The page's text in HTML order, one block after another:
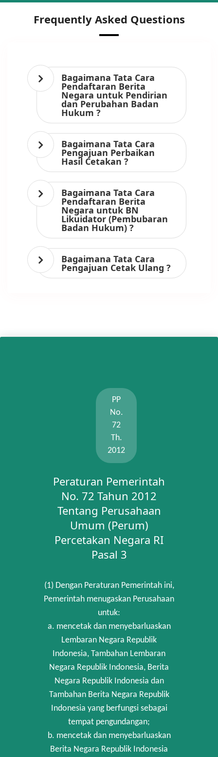
Frequently Asked Questions
Bagaimana Tata Cara
Pendaftaran Berita
Negara untuk Pendirian
dan Perubahan Badan
Hukum ?
Bagaimana Tata Cara
Pengajuan Perbaikan
Hasil Cetakan ?
Bagaimana Tata Cara
Pendaftaran Berita
Negara untuk BN
Likuidator (Pembubaran
Badan Hukum) ?
Bagaimana Tata Cara
Pengajuan Cetak Ulang ?
PP
No.
72
Th.
2012
Peraturan Pemerintah
No. 72 Tahun 2012
Tentang Perusahaan
Umum (Perum)
Percetakan Negara RI
Pasal 3
(1) Dengan Peraturan Pemerintah ini,
Pemerintah menugaskan Perusahaan
untuk:
a. mencetak dan menyebarluaskan
Lembaran Negara Republik
Indonesia, Tambahan Lembaran
Negara Republik Indonesia, Berita
Negara Republik Indonesia dan
Tambahan Berita Negara Republik
Indonesia yang berfungsi sebagai
tempat pengundangan;
b. mencetak dan menyebarluaskan
Berita Negara Republik Indonesia